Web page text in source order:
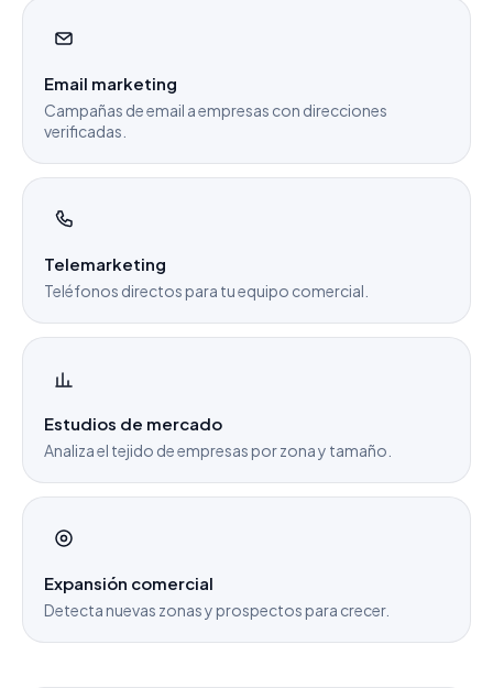
Email marketing
Campañas de email a empresas con direcciones
verificadas.
Telemarketing
Teléfonos directos para tu equipo comercial.
Estudios de mercado
Analiza el tejido de empresas por zona y tamaño.
Expansión comercial
Detecta nuevas zonas y prospectos para crecer.